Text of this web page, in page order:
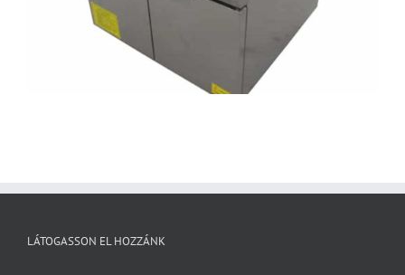
LÁTOGASSON EL HOZZÁNK